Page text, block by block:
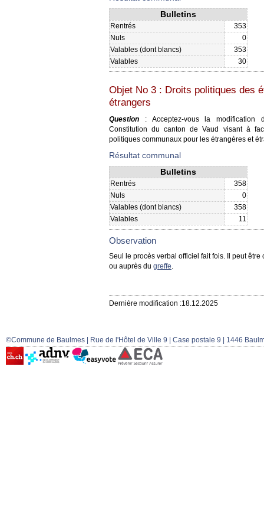
Bulletins
Rentrés
353
Nuls
0
Valables (dont blancs)
353
Valables
30
Objet No 3 : Droits politiques des
étrangers
Question : Acceptez-vous la modification
Constitution du canton de Vaud visant à
politiques communaux pour les étrangères et
Résultat communal
Bulletins
Rentrés
358
Nuls
0
Valables (dont blancs)
358
Valables
11
Observation
Seul le procès verbal officiel fait fois. Il peut
ou auprès du greffe
Dernière modification :18.12.2025
©Commune de Baulmes | Rue de l'Hôtel de Ville 9 | Case postale 9 | 1446